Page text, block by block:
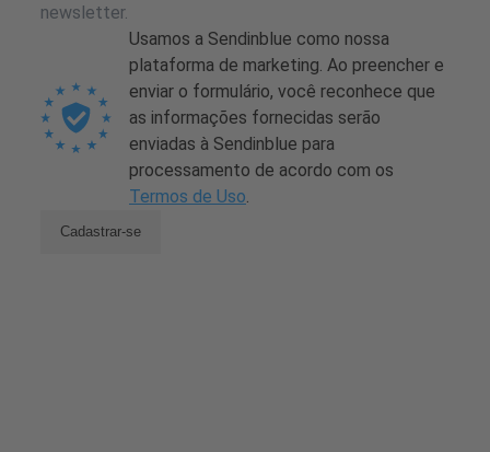
newsletter.
Usamos a Sendinblue como nossa
plataforma de marketing. Ao preencher e
enviar o formulário, você reconhece que
as informações fornecidas serão
enviadas à Sendinblue para
processamento de acordo com os
Termos de Uso
Cadastrar-se